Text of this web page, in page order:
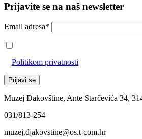
Prijavite se na naš newsletter
Email adresa*
Politikom privatnosti
Muzej Đakovštine, Ante Starčevića 34,
031/813-254
muzej.djakovstine@os.t-com.hr